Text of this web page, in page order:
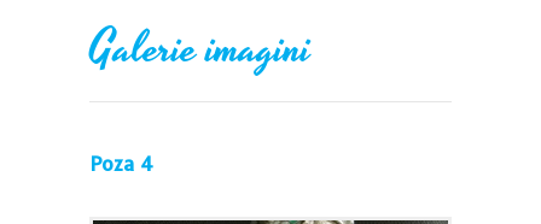
Galerie imagini
Poza 4